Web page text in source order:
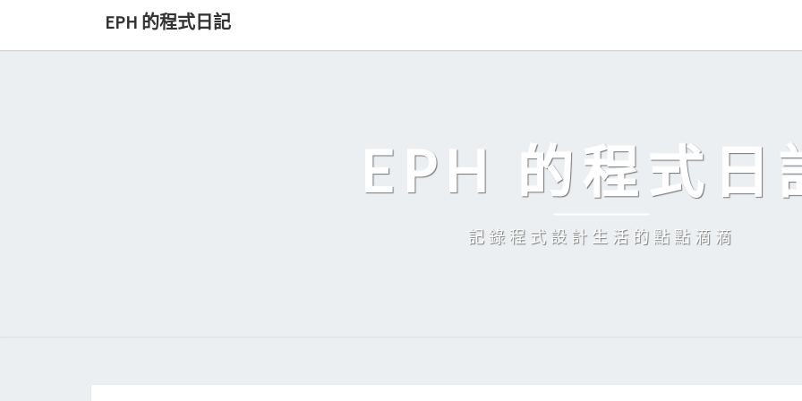
EPH 的程式日記
EPH 的程式日
記錄程式設計生活的點點滴滴